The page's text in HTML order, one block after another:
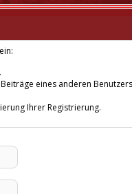
eines anderen
Ihrer Registrierung.